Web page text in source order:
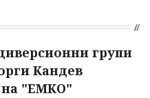
групи
Кандев
на "ЕМКО"